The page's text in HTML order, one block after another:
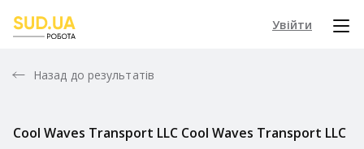
Увійти
Назад до результатів
Cool Waves Transport LLC Cool Waves Transport LLC